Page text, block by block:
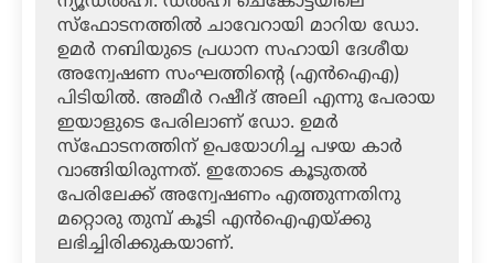
സ്‌ഫോടനത്തില്‍ ചാവേറായി മാറിയ ഡോ.
ഉമര്‍ നബിയുടെ പ്രധാന സഹായി ദേശീയ
അന്വേഷണ സംഘത്തിന്റെ (എന്‍ഐഎ)
പിടിയില്‍. അമീര്‍ റഷീദ് അലി എന്നു പേരായ
ഇയാളുടെ പേരിലാണ് ഡോ. ഉമര്‍
സ്‌ഫോടനത്തിന് ഉപയോഗിച്ച പഴയ കാര്‍
വാങ്ങിയിരുന്നത്. ഇതോടെ കൂടുതല്‍
പേരിലേക്ക് അന്വേഷണം എത്തുന്നതിനു
മറ്റൊരു തുമ്പ് കൂടി എന്‍ഐഎയ്ക്കു
ലഭിച്ചിരിക്കുകയാണ്.